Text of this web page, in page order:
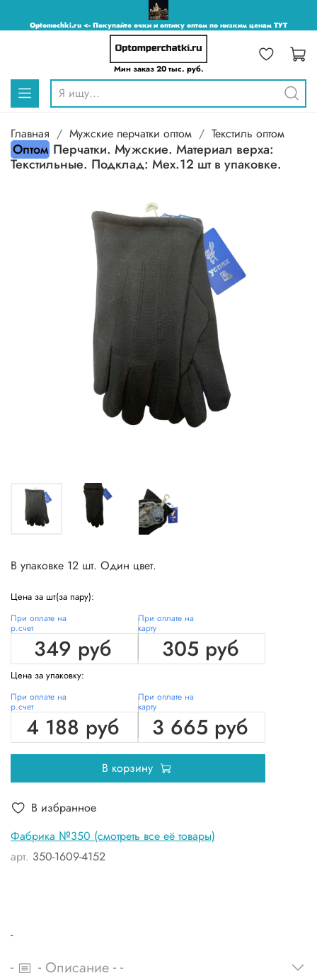
Optomochki.ru <-- Покупайте очки и оптику оптом по низким ценам ТУТ
Мин заказ 20 тыс. руб.
Главная Мужские перчатки оптом Текстиль оптом
Оптом Перчатки. Мужские. Материал верха:
Текстильные. Подклад: Мех.12 шт в упаковке.
Фабрика №350 (смотреть все её товары)
арт. 350-1609-4152
В упаковке 12 шт. Один цвет.
Цена за шт(за пару):
При оплате на
р.счет
349 руб
При оплате на
карту
305 руб
Цена за упаковку:
При оплате на
р.счет
4 188 руб
При оплате на
карту
3 665 руб
В корзину
В избранное
-
- - Описание - -